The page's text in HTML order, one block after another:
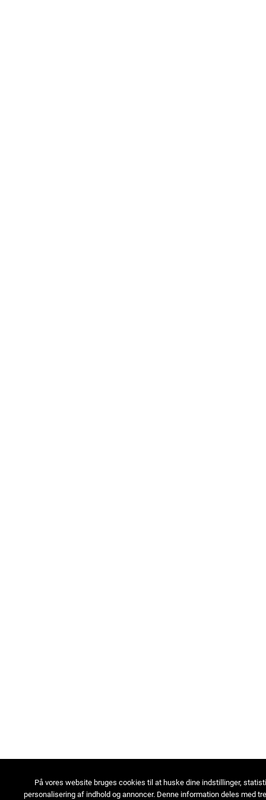
På vores website bruges cookies til at huske dine indstillinger,
personalisering af indhold og annoncer. Denne information deles med